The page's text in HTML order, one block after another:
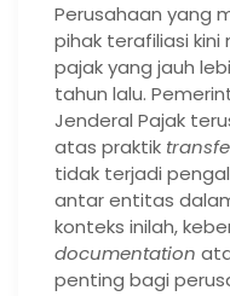
Perusahaan yang
pihak terafiliasi
pajak yang jauh
tahun lalu.
Jenderal Pajak
atas praktik
tidak terjadi
antar entitas
konteks inilah,
documentation
penting bagi